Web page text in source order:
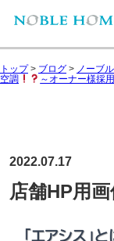
トップ> ブログ > ノーブ
空調
～オーナー様採
2022.07.17
店舗HP用